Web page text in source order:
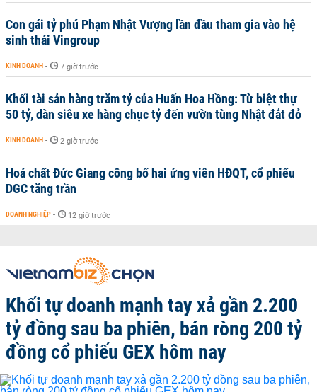
Con gái tỷ phú Phạm Nhật Vượng lần đầu tham gia vào hệ
sinh thái Vingroup
KINH DOANH - 7 giờ trước
Khối tài sản hàng trăm tỷ của Huấn Hoa Hồng: Từ biệt thự
50 tỷ, dàn siêu xe hàng chục tỷ đến vườn tùng Nhật đắt đỏ
KINH DOANH - 2 giờ trước
Hoá chất Đức Giang công bố hai ứng viên HĐQT, cổ phiếu
DGC tăng trần
DOANH NGHIỆP - 12 giờ trước
Khối tự doanh mạnh tay xả gần 2.200
tỷ đồng sau ba phiên, bán ròng 200 tỷ
đồng cổ phiếu GEX hôm nay